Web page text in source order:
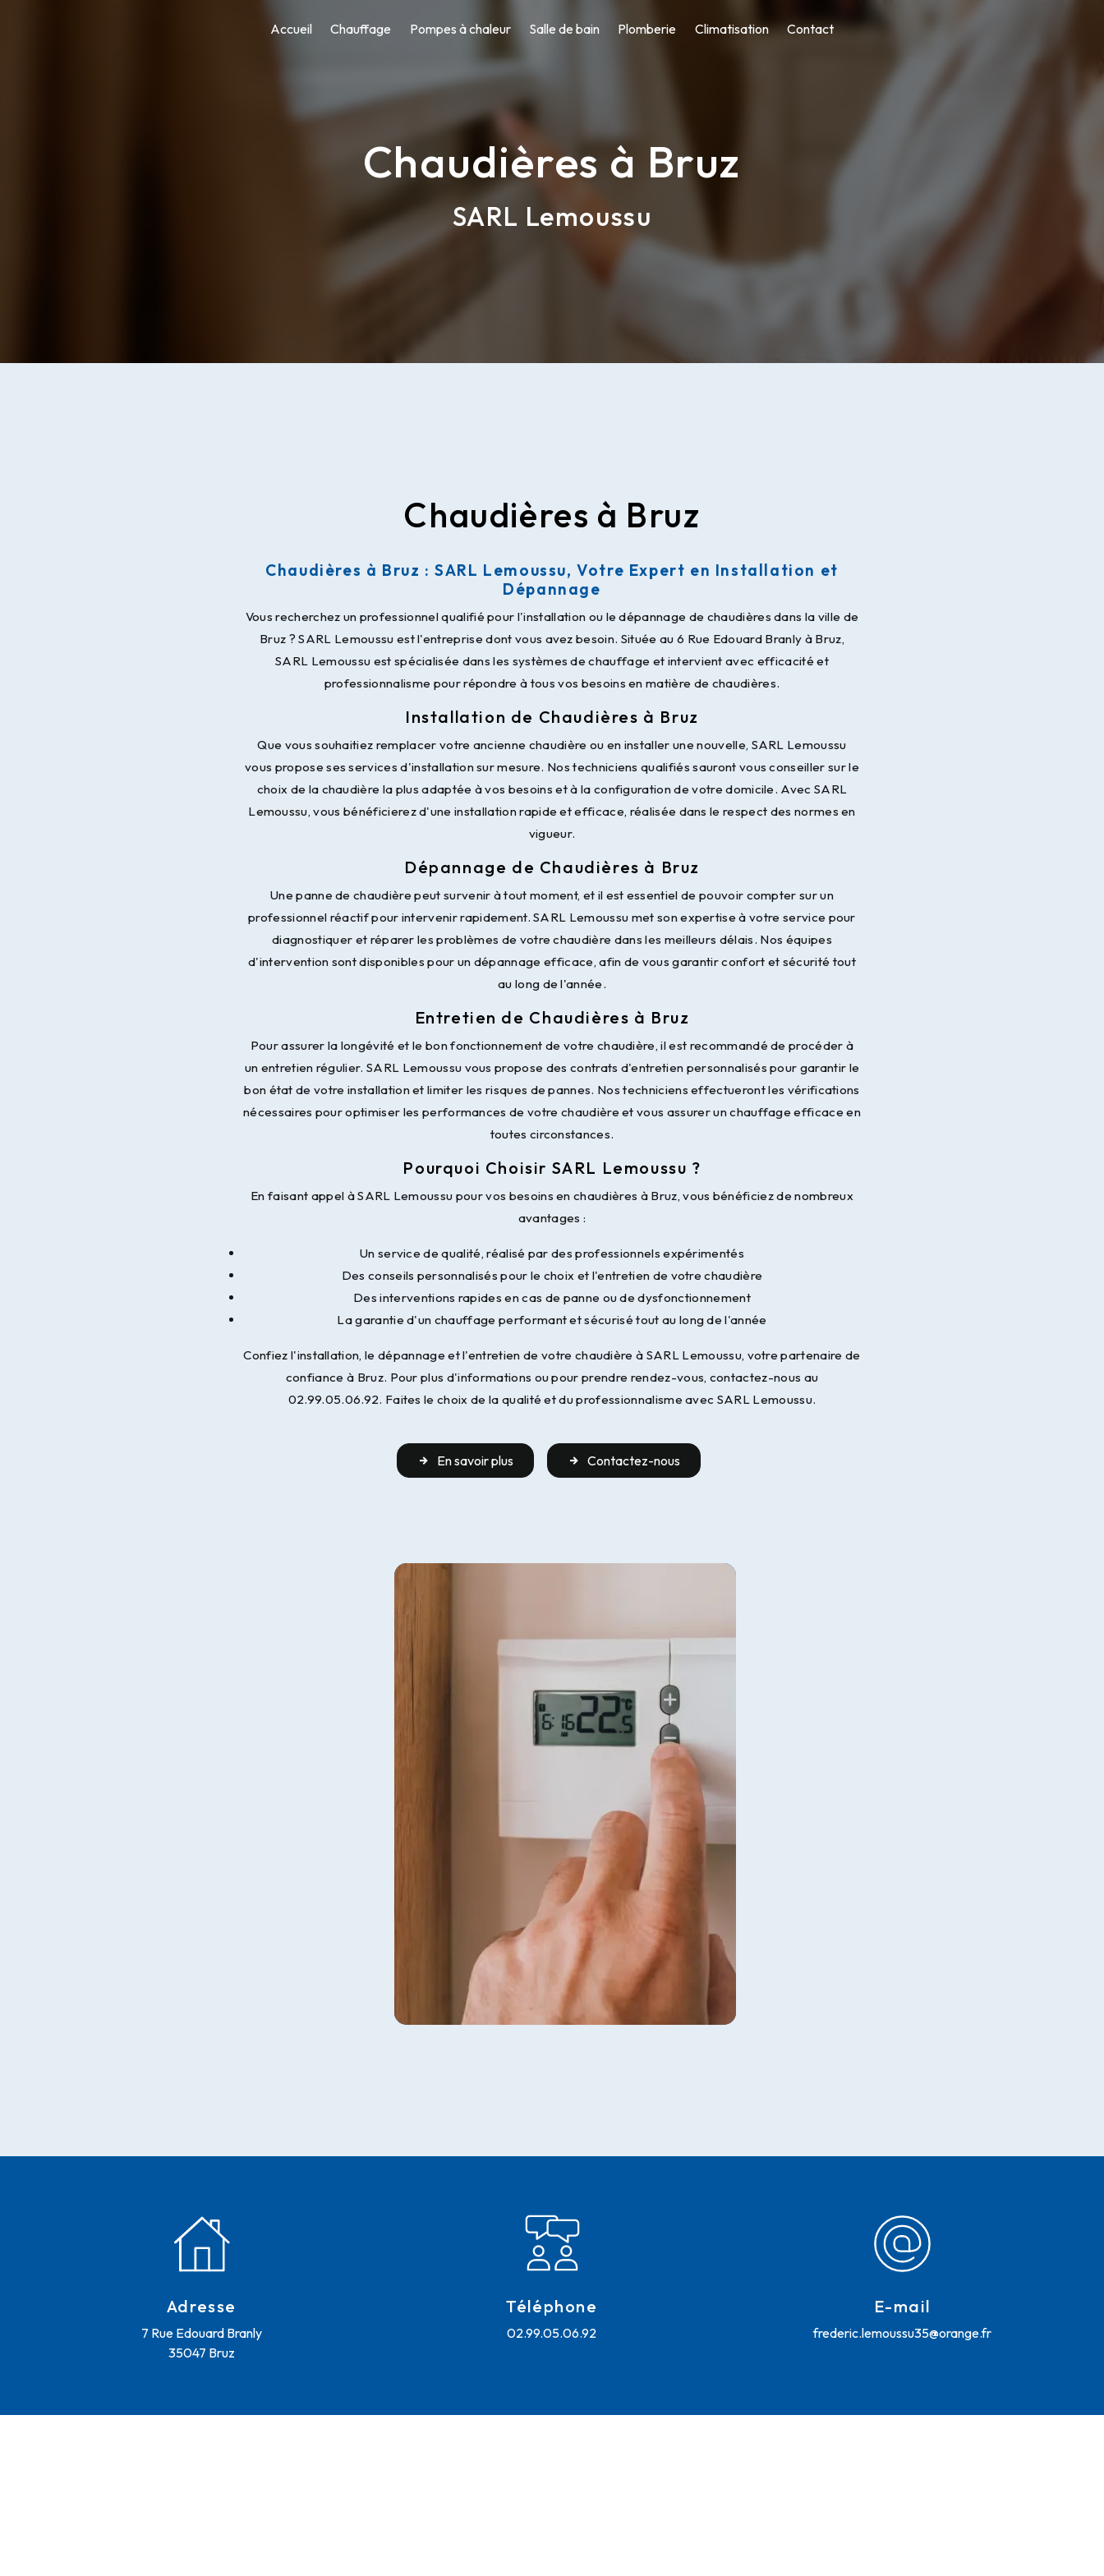
Accueil Chauffage Pompes à chaleur Salle de bain Plomberie Climatisation Contact
Chaudières à Bruz
SARL Lemoussu
Chaudières à Bruz
Chaudières à Bruz : SARL Lemoussu, Votre Expert en Installation et
Dépannage
Vous recherchez un professionnel qualifié pour l'installation ou le dépannage de chaudières dans la ville de
Bruz ? SARL Lemoussu est l'entreprise dont vous avez besoin. Située au 6 Rue Edouard Branly à Bruz,
SARL Lemoussu est spécialisée dans les systèmes de chauffage et intervient avec efficacité et
professionnalisme pour répondre à tous vos besoins en matière de chaudières.
Installation de Chaudières à Bruz
Que vous souhaitiez remplacer votre ancienne chaudière ou en installer une nouvelle, SARL Lemoussu
vous propose ses services d'installation sur mesure. Nos techniciens qualifiés sauront vous conseiller sur le
choix de la chaudière la plus adaptée à vos besoins et à la configuration de votre domicile. Avec SARL
Lemoussu, vous bénéficierez d'une installation rapide et efficace, réalisée dans le respect des normes en
vigueur.
Dépannage de Chaudières à Bruz
Une panne de chaudière peut survenir à tout moment, et il est essentiel de pouvoir compter sur un
professionnel réactif pour intervenir rapidement. SARL Lemoussu met son expertise à votre service pour
diagnostiquer et réparer les problèmes de votre chaudière dans les meilleurs délais. Nos équipes
d'intervention sont disponibles pour un dépannage efficace, afin de vous garantir confort et sécurité tout
au long de l'année.
Entretien de Chaudières à Bruz
Pour assurer la longévité et le bon fonctionnement de votre chaudière, il est recommandé de procéder à
un entretien régulier. SARL Lemoussu vous propose des contrats d'entretien personnalisés pour garantir le
bon état de votre installation et limiter les risques de pannes. Nos techniciens effectueront les vérifications
nécessaires pour optimiser les performances de votre chaudière et vous assurer un chauffage efficace en
toutes circonstances.
Pourquoi Choisir SARL Lemoussu ?
En faisant appel à SARL Lemoussu pour vos besoins en chaudières à Bruz, vous bénéficiez de nombreux
avantages :
Un service de qualité, réalisé par des professionnels expérimentés
Des conseils personnalisés pour le choix et l'entretien de votre chaudière
Des interventions rapides en cas de panne ou de dysfonctionnement
La garantie d'un chauffage performant et sécurisé tout au long de l'année
Confiez l'installation, le dépannage et l'entretien de votre chaudière à SARL Lemoussu, votre partenaire de
confiance à Bruz. Pour plus d'informations ou pour prendre rendez-vous, contactez-nous au
02.99.05.06.92. Faites le choix de la qualité et du professionnalisme avec SARL Lemoussu.
En savoir plus Contactez-nous
Adresse
7 Rue Edouard Branly
35047 Bruz
Téléphone
02.99.05.06.92
E-mail
frederic.lemoussu35@orange.fr